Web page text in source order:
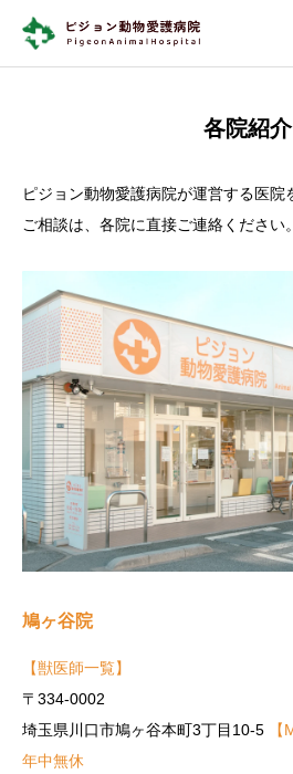
各院紹介
ピジョン動物愛護病院が運営する医
ご相談は、各院に直接ご連絡ください。
鳩ヶ谷院
【獣医師一覧】
〒334-0002
埼玉県川口市鳩ヶ谷本町3丁目10-5
【
年中無休
当院について
診療案内
専門クリニック
セカンドオピニオン
求人情報